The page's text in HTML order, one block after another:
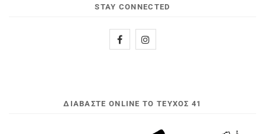
STAY CONNECTED
ΔΙΑΒΆΣΤΕ ONLINE ΤΟ ΤΕΎΧΟΣ 41